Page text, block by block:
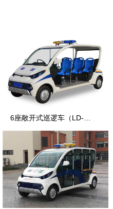
6座敞开式巡逻车（LD-
S6.PAC）